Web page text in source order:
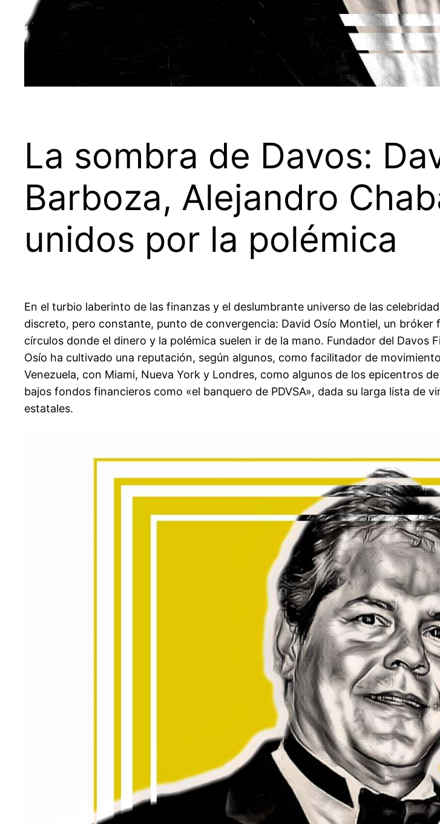
La sombra de Davos:
Barboza, Alejandro
unidos por la polémica
En el turbio laberinto de las finanzas y el deslumbrante universo de las
discreto, pero constante, punto de convergencia: David Osío Montiel, un
círculos donde el dinero y la polémica suelen ir de la mano. Fundador del
Osío ha cultivado una reputación, según algunos, como facilitador de
Venezuela, con Miami, Nueva York y Londres, como algunos de los epicentros
bajos fondos financieros como «el banquero de PDVSA», dada su larga lista de
estatales.